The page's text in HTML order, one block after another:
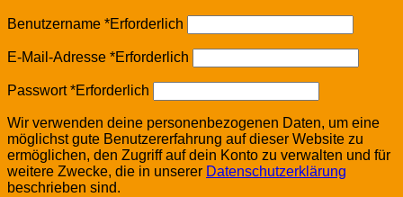
Benutzername *Erforderlich
E-Mail-Adresse *Erforderlich
Passwort*Erforderlich
Wir verwenden deine personenbezogenen Daten, um eine
möglichst gute Benutzererfahrung auf dieser Website zu
ermöglichen, den Zugriff auf dein Konto zu verwalten und für
weitere Zwecke, die in unserer Datenschutzerklärung
beschrieben sind.